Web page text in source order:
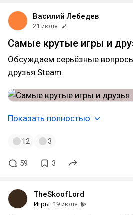
Василий Лебедев
21 июля
Самые крутые игры и
Обсуждаем серьёзные
друзья Steam.
Показать полностью
12 3
59 3
TheSkoofLord
Игры 19 июля